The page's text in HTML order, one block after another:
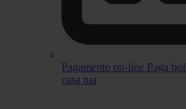
Pagamento on-line Paga
casa tua